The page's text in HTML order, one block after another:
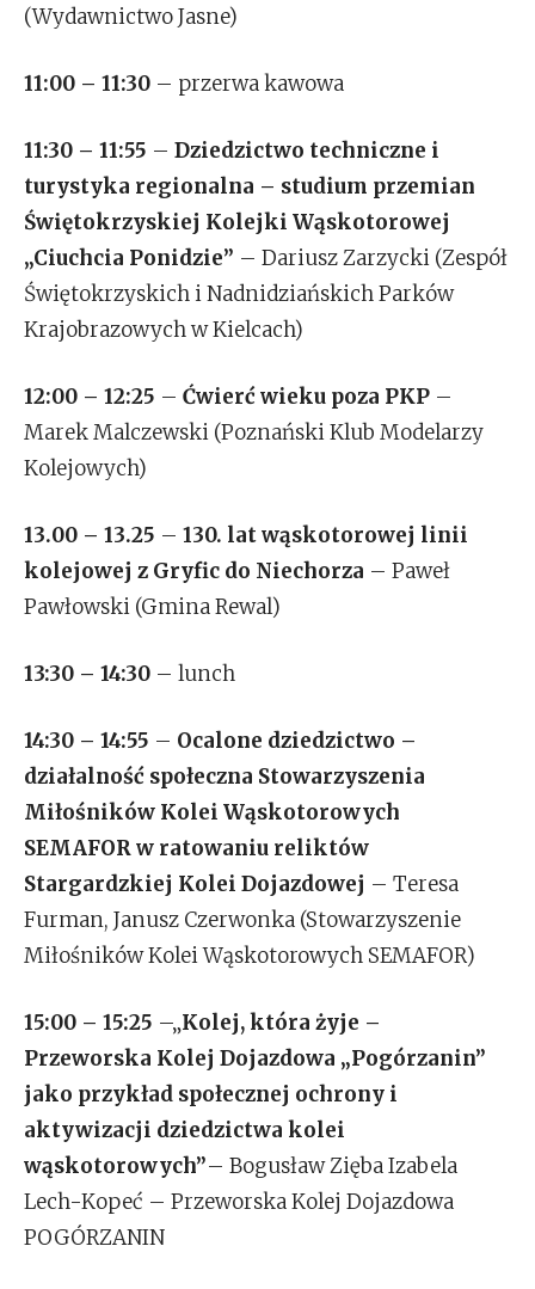
(Wydawnictwo Jasne)
11:00 – 11:30 – przerwa kawowa
11:30 – 11:55 – Dziedzictwo techniczne i
turystyka regionalna – studium przemian
Świętokrzyskiej Kolejki Wąskotorowej
„Ciuchcia Ponidzie” – Dariusz Zarzycki (Zespół
Świętokrzyskich i Nadnidziańskich Parków
Krajobrazowych w Kielcach)
12:00 – 12:25 – Ćwierć wieku poza PKP –
Marek Malczewski (Poznański Klub Modelarzy
Kolejowych)
13.00 – 13.25 – 130. lat wąskotorowej linii
kolejowej z Gryfic do Niechorza – Paweł
Pawłowski (Gmina Rewal)
13:30 – 14:30 – lunch
14:30 – 14:55 – Ocalone dziedzictwo –
działalność społeczna Stowarzyszenia
Miłośników Kolei Wąskotorowych
SEMAFOR w ratowaniu reliktów
Stargardzkiej Kolei Dojazdowej – Teresa
Furman, Janusz Czerwonka (Stowarzyszenie
Miłośników Kolei Wąskotorowych SEMAFOR)
15:00 – 15:25 –„Kolej, która żyje –
Przeworska Kolej Dojazdowa „Pogórzanin”
jako przykład społecznej ochrony i
aktywizacji dziedzictwa kolei
wąskotorowych”– Bogusław Zięba Izabela
Lech-Kopeć – Przeworska Kolej Dojazdowa
POGÓRZANIN